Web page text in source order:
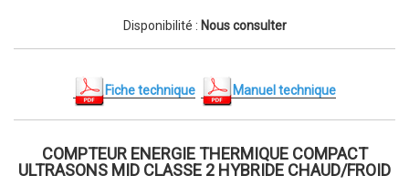
Disponibilité : Nous consulter
Fiche technique Manuel technique
COMPTEUR ENERGIE THERMIQUE COMPACT
ULTRASONS MID CLASSE 2 HYBRIDE CHAUD/FROID